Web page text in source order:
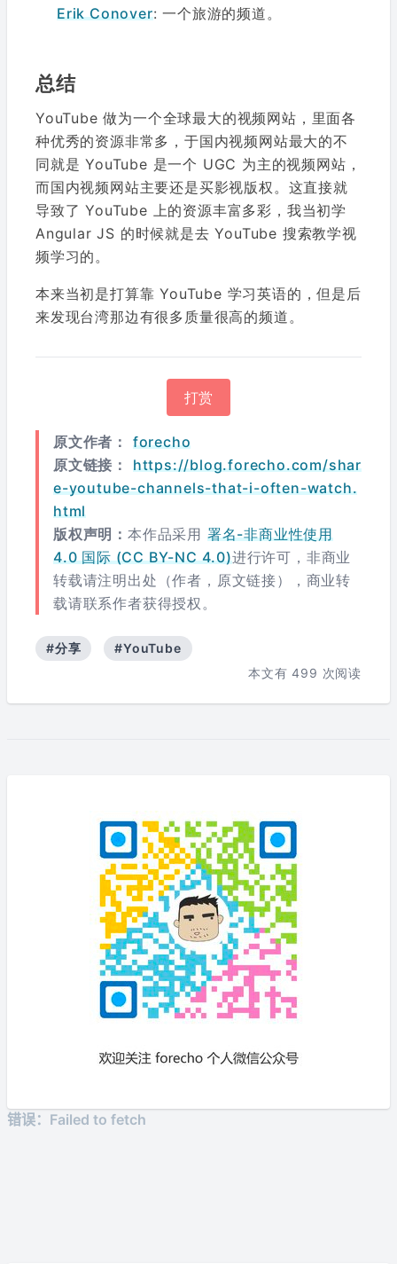
Erik Conover: 一个旅游的频道。
总结
YouTube 做为一个全球最大的视频网站，里面各
种优秀的资源非常多，于国内视频网站最大的不
同就是 YouTube 是一个 UGC 为主的视频网站，
而国内视频网站主要还是买影视版权。这直接就
导致了 YouTube 上的资源丰富多彩，我当初学
Angular JS 的时候就是去 YouTube 搜索教学视
频学习的。
本来当初是打算靠 YouTube 学习英语的，但是后
来发现台湾那边有很多质量很高的频道。
打赏
原文作者：
forecho
原文链接：
https://blog.forecho.com/shar
e-youtube-channels-that-i-often-watch.
html
版权声明： 本作品采用 署名-非商业性使用
4.0 国际 (CC BY-NC 4.0)进行许可，非商业
转载请注明出处（作者，原文链接），商业转
载请联系作者获得授权。
#分享
#YouTube
本文有499 次阅读